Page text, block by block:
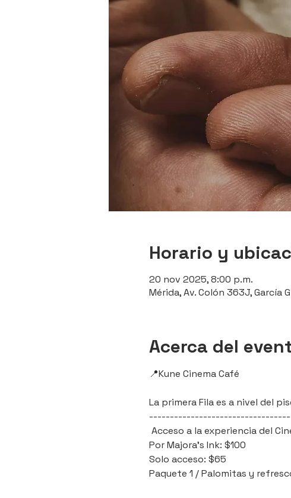
Horario y
20 nov 2025, 8:00 p.m.
Mérida, Av. Colón 363J, García
Acerca del
📍Kune Cinema Café
La primera Fila es a nivel del
Acceso a la experiencia del
Por Majora's Ink: $100
Solo acceso: $65
Paquete 1 / Palomitas y